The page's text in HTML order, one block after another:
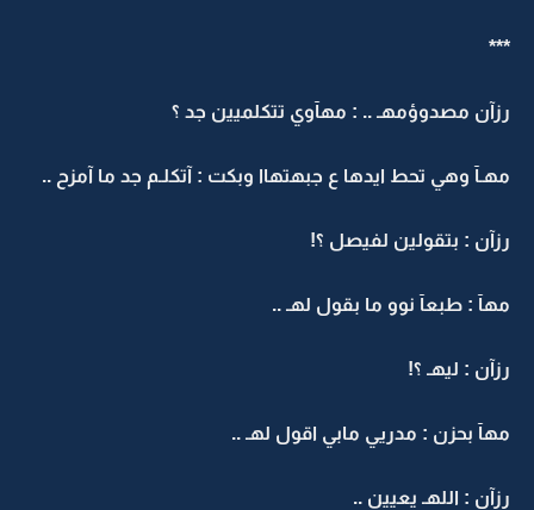
***
رزآن مصدوؤمهـ .. : مهآوي تتكلميين جد ؟
مهـآ وهي تحط ايدها ع جبهتهاا وبكت : آتكلـم جد ما آمزح ..
رزآن : بتقولين لفيصل ؟!
مهآ : طبعآ نوو ما بقول لهـ ..
رزآن : ليهـ ؟!
مهآ بحزن : مدريي مابي اقول لهـ ..
رزآن : اللهـ يعيين ..